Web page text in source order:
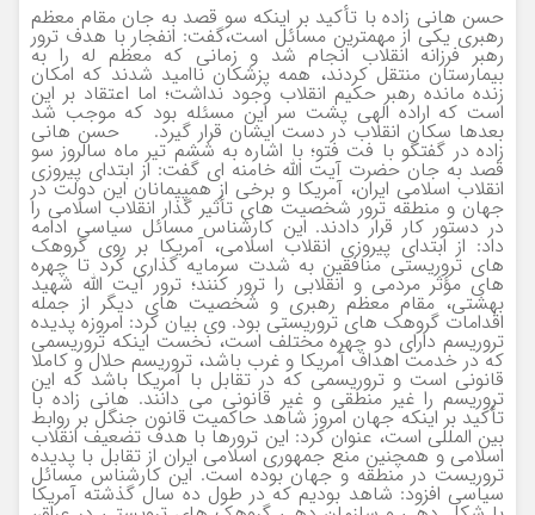
حسن هانی زاده با تأکید بر اینکه سو قصد به جان مقام معظم
رهبری یکی از مهمترین مسائل است،گفت: انفجار با هدف ترور
رهبر فرزانه انقلاب انجام شد و زمانی که معظم له را به
بیمارستان منتقل کردند، همه پزشکان ناامید شدند که امکان
زنده مانده رهبر حکیم انقلاب وجود نداشت؛ اما اعتقاد بر این
است که اراده الهی پشت سر این مسئله بود که موجب شد
بعدها سکان انقلاب در دست ایشان قرار گیرد. حسن هانی
زاده در گفتگو با فت فتو؛ با اشاره به ششم تیر ماه سالروز سو
قصد به جان حضرت آیت الله خامنه ای گفت: از ابتدای پیروزی
انقلاب اسلامی ایران، آمریکا و برخی از همپیمانان این دولت در
جهان و منطقه ترور شخصیت های تأثیر گذار انقلاب اسلامی را
در دستور کار قرار دادند. این کارشناس مسائل سیاسی ادامه
داد: از ابتدای پیروزی انقلاب اسلامی، آمریکا بر روی گروهک
های تروریستی منافقین به شدت سرمایه گذاری کرد تا چهره
های مؤثر مردمی و انقلابی را ترور کنند؛ ترور آیت الله شهید
بهشتی، مقام معظم رهبری و شخصیت های دیگر از جمله
اقدامات گروهک های تروریستی بود. وی بیان کرد: امروزه پدیده
تروریسم دارای دو چهره مختلف است، نخست اینکه تروریسمی
که در خدمت اهداف آمریکا و غرب باشد، تروریسم حلال و کاملا
قانونی است و تروریسمی که در تقابل با آمریکا باشد که این
تروریسم را غیر منطقی و غیر قانونی می دانند. هانی زاده با
تأکید بر اینکه جهان امروز شاهد حاکمیت قانون جنگل بر روابط
بین المللی است، عنوان کرد: این ترورها با هدف تضعیف انقلاب
اسلامی و همچنین منع جمهوری اسلامی ایران از تقابل با پدیده
تروریست در منطقه و جهان بوده است. این کارشناس مسائل
سیاسی افزود: شاهد بودیم که در طول ده سال گذشته آمریکا